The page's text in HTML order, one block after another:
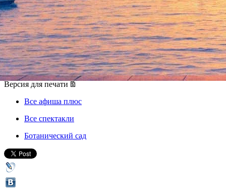
Ботанический сад зовет на
чайные церемонии и
уличные спектакли
22 сентября 2018, суббота-23 сентября 2018, воскресенье
Версия для печати
Все афиша плюс
Все спектакли
Ботанический сад